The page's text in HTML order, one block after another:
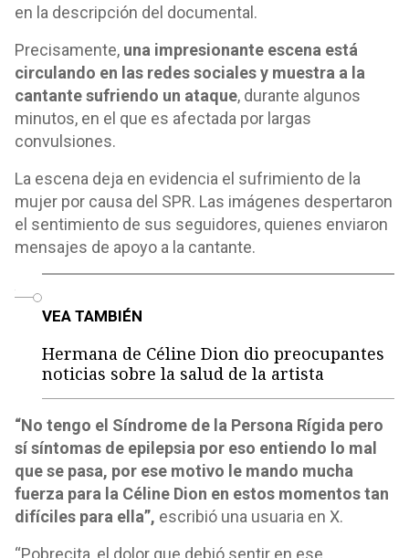
en la descripción del documental.
Precisamente, una impresionante escena está
circulando en las redes sociales y muestra a la
cantante sufriendo un ataque, durante algunos
minutos, en el que es afectada por largas
convulsiones.
La escena deja en evidencia el sufrimiento de la
mujer por causa del SPR. Las imágenes despertaron
el sentimiento de sus seguidores, quienes enviaron
mensajes de apoyo a la cantante.
VEA TAMBIÉN
Hermana de Céline Dion dio preocupantes
noticias sobre la salud de la artista
“No tengo el Síndrome de la Persona Rígida pero
sí síntomas de epilepsia por eso entiendo lo mal
que se pasa, por ese motivo le mando mucha
fuerza para la Céline Dion en estos momentos tan
difíciles para ella”, escribió una usuaria en X.
“Pobrecita, el dolor que debió sentir en ese